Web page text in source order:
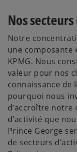
Nos
Notre
une composante
KPMG. Nous
valeur pour nos
connaissance de
pourquoi nous
d’accroître notre
d’activité que
Prince George
de secteurs